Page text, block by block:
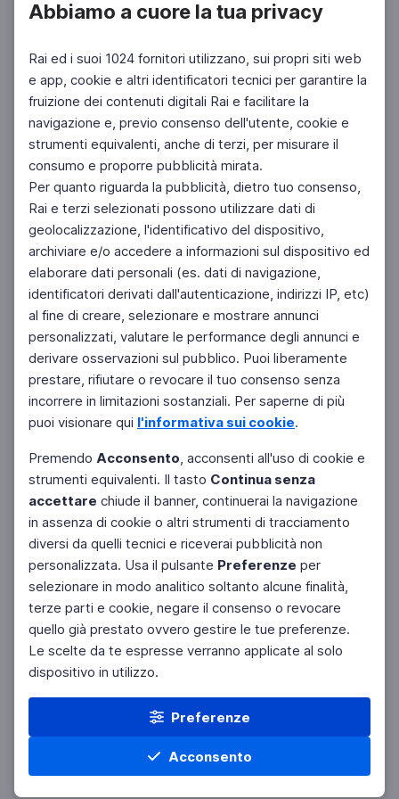
Abbiamo a cuore la tua privacy
Rai ed i suoi 1024 fornitori utilizzano, sui propri siti web
e app, cookie e altri identificatori tecnici per garantire la
fruizione dei contenuti digitali Rai e facilitare la
navigazione e, previo consenso dell'utente, cookie e
strumenti equivalenti, anche di terzi, per misurare il
consumo e proporre pubblicità mirata.
Per quanto riguarda la pubblicità, dietro tuo consenso,
Rai e terzi selezionati possono utilizzare dati di
geolocalizzazione, l'identificativo del dispositivo,
archiviare e/o accedere a informazioni sul dispositivo ed
elaborare dati personali (es. dati di navigazione,
identificatori derivati dall'autenticazione, indirizzi IP, etc)
al fine di creare, selezionare e mostrare annunci
personalizzati, valutare le performance degli annunci e
derivare osservazioni sul pubblico. Puoi liberamente
prestare, rifiutare o revocare il tuo consenso senza
incorrere in limitazioni sostanziali. Per saperne di più
puoi visionare qui l'informativa sui cookie.
Premendo Acconsento, acconsenti all'uso di cookie e
strumenti equivalenti. Il tasto Continua senza
accettare chiude il banner, continuerai la navigazione
in assenza di cookie o altri strumenti di tracciamento
diversi da quelli tecnici e riceverai pubblicità non
personalizzata. Usa il pulsante Preferenze per
selezionare in modo analitico soltanto alcune finalità,
terze parti e cookie, negare il consenso o revocare
quello già prestato ovvero gestire le tue preferenze.
Le scelte da te espresse verranno applicate al solo
dispositivo in utilizzo.
Preferenze
Acconsento
Facebook Instagram Twitter